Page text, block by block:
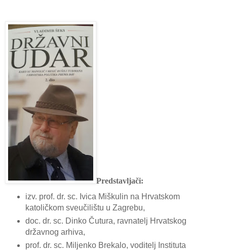
Predstavljači:
izv. prof. dr. sc. Ivica Miškulin na Hrvatskom
katoličkom sveučilištu u Zagrebu,
doc. dr. sc. Dinko Čutura, ravnatelj Hrvatskog
državnog arhiva,
prof. dr. sc. Miljenko Brekalo, voditelj Instituta